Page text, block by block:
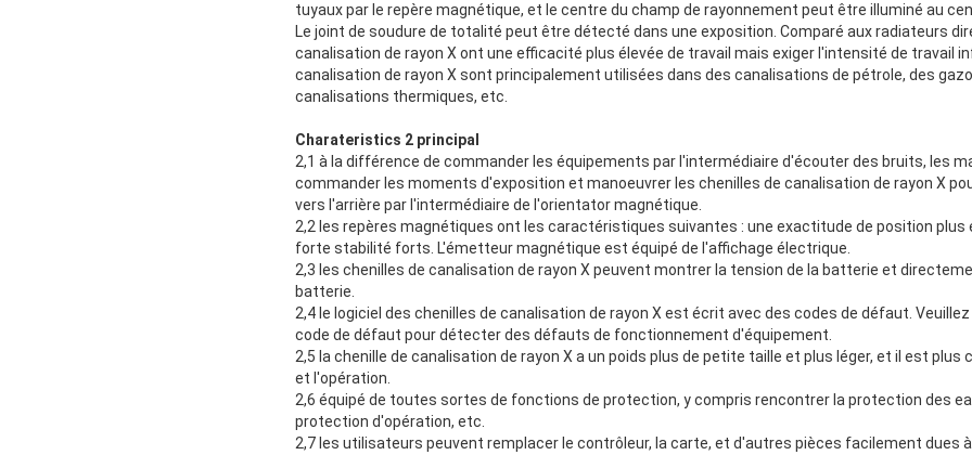
tuyaux par le repère magnétique, et le centre du champ de rayonnement peut être illuminé au
Le joint de soudure de totalité peut être détecté dans une exposition. Comparé aux radiateurs
canalisation de rayon X ont une efficacité plus élevée de travail mais exiger l'intensité de travail
canalisation de rayon X sont principalement utilisées dans des canalisations de pétrole, des
canalisations thermiques, etc.
Charateristics 2 principal
2,1 à la différence de commander les équipements par l'intermédiaire d'écouter des bruits, les
commander les moments d'exposition et manoeuvrer les chenilles de canalisation de rayon X
vers l'arrière par l'intermédiaire de l'orientator magnétique.
2,2 les repères magnétiques ont les caractéristiques suivantes : une exactitude de position plus
forte stabilité forts. L'émetteur magnétique est équipé de l'affichage électrique.
2,3 les chenilles de canalisation de rayon X peuvent montrer la tension de la batterie et
batterie.
2,4 le logiciel des chenilles de canalisation de rayon X est écrit avec des codes de défaut.
code de défaut pour détecter des défauts de fonctionnement d'équipement.
2,5 la chenille de canalisation de rayon X a un poids plus de petite taille et plus léger, et il est
et l'opération.
2,6 équipé de toutes sortes de fonctions de protection, y compris rencontrer la protection des
protection d'opération, etc.
2,7 les utilisateurs peuvent remplacer le contrôleur, la carte, et d'autres pièces facilement dues